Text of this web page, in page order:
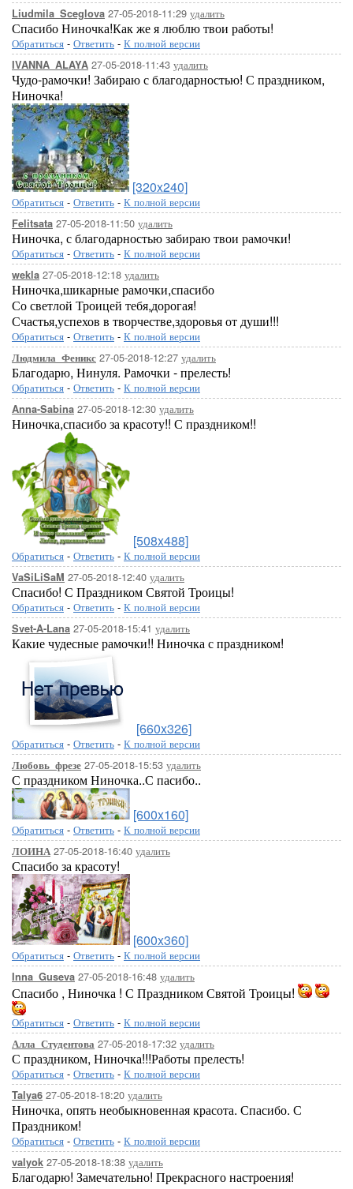
Liudmila_Sceglova 27-05-2018-11:29 удалить
Спасибо Ниночка!Как же я люблю твои работы!
Обратиться - Ответить - К полной версии
IVANNA_ALAYA 27-05-2018-11:43 удалить
Чудо-рамочки! Забираю с благодарностью! С праздником,
Ниночка!
[320x240]
Обратиться - Ответить - К полной версии
Felitsata 27-05-2018-11:50 удалить
Ниночка, с благодарностью забираю твои рамочки!
Обратиться - Ответить - К полной версии
wekla 27-05-2018-12:18 удалить
Ниночка,шикарные рамочки,спасибо
Со светлой Троицей тебя,дорогая!
Счастья,успехов в творчестве,здоровья от души!!!
Обратиться - Ответить - К полной версии
Людмила_Феникс 27-05-2018-12:27 удалить
Благодарю, Нинуля. Рамочки - прелесть!
Обратиться - Ответить - К полной версии
Anna-Sabina 27-05-2018-12:30 удалить
Ниночка,спасибо за красоту!! С праздником!!
[508x488]
Обратиться - Ответить - К полной версии
VaSiLiSaM 27-05-2018-12:40 удалить
Спасибо! С Праздником Святой Троицы!
Обратиться - Ответить - К полной версии
Svet-A-Lana 27-05-2018-15:41 удалить
Какие чудесные рамочки!! Ниночка с праздником!
[660x326]
Обратиться - Ответить - К полной версии
Любовь_фрезе 27-05-2018-15:53 удалить
С праздником Ниночка..С пасибо..
[600x160]
Обратиться - Ответить - К полной версии
ЛОИНА 27-05-2018-16:40 удалить
Спасибо за красоту!
[600x360]
Обратиться - Ответить - К полной версии
Inna_Guseva 27-05-2018-16:48 удалить
Спасибо , Ниночка ! С Праздником Святой Троицы!
Обратиться - Ответить - К полной версии
Алла_Студентова 27-05-2018-17:32 удалить
С праздником, Ниночка!!!Работы прелесть!
Обратиться - Ответить - К полной версии
Talya6 27-05-2018-18:20 удалить
Ниночка, опять необыкновенная красота. Спасибо. С
Праздником!
Обратиться - Ответить - К полной версии
valyok 27-05-2018-18:38 удалить
Благодарю! Замечательно! Прекрасного настроения!